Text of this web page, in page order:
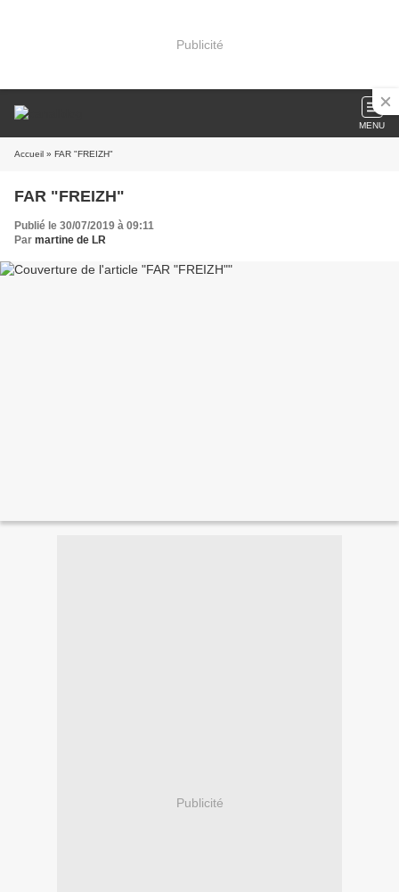
Publicité
MENU
Accueil » FAR "FREIZH"
FAR "FREIZH"
Publié le 30/07/2019 à 09:11
Par martine de LR
Publicité